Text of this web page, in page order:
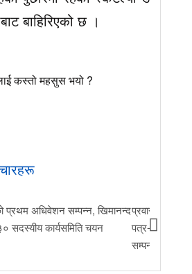
बाहिरिएको छ ।
कस्तो महसुस भयो ?
प्रथम अधिवेशन सम्पन्न, खिमानन्द
सदस्यीय कार्यसमिति चयन
प्रवास र
पत्र-२०२६
सम्पन्न